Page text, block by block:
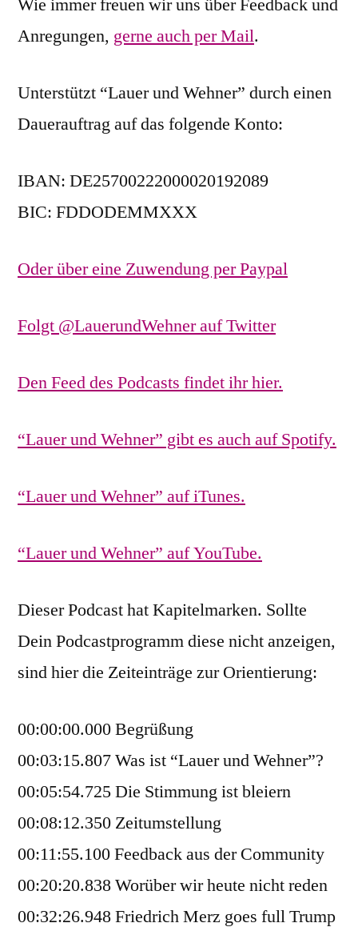
Anregungen, gerne auch per Mail.
Unterstützt “Lauer und Wehner” durch einen
Dauerauftrag auf das folgende Konto:
IBAN: DE25700222000020192089
BIC: FDDODEMMXXX
Oder über eine Zuwendung per Paypal
Folgt @LauerundWehner auf Twitter
Den Feed des Podcasts findet ihr hier.
“Lauer und Wehner” gibt es auch auf Spotify.
“Lauer und Wehner” auf iTunes.
“Lauer und Wehner” auf YouTube.
Dieser Podcast hat Kapitelmarken. Sollte
Dein Podcastprogramm diese nicht anzeigen,
sind hier die Zeiteinträge zur Orientierung:
00:00:00.000 Begrüßung
00:03:15.807 Was ist “Lauer und Wehner”?
00:05:54.725 Die Stimmung ist bleiern
00:08:12.350 Zeitumstellung
00:11:55.100 Feedback aus der Community
00:20:20.838 Worüber wir heute nicht reden
00:32:26.948 Friedrich Merz goes full Trump